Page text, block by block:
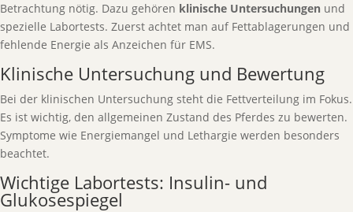
Betrachtung nötig. Dazu gehören klinische Untersuchungen und
spezielle Labortests. Zuerst achtet man auf Fettablagerungen und
fehlende Energie als Anzeichen für EMS.
Klinische Untersuchung und Bewertung
Bei der klinischen Untersuchung steht die Fettverteilung im Fokus.
Es ist wichtig, den allgemeinen Zustand des Pferdes zu bewerten.
Symptome wie Energiemangel und Lethargie werden besonders
beachtet.
Wichtige Labortests: Insulin- und
Glukosespiegel